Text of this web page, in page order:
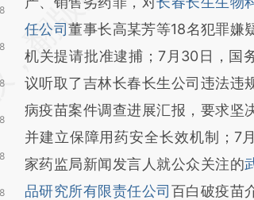
任公司董事长高某芳等18名犯罪嫌
机关提请批准逮捕；7月30日，国
议听取了吉林长春长生公司违法违
病疫苗案件调查进展汇报，要求坚
并建立保障用药安全长效机制；7
家药监局新闻发言人就公众关注的
品研究所有限责任公司 百白破疫苗